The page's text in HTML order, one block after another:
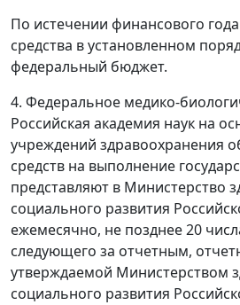
По истечении финансового
средства в установленном
федеральный бюджет.
4. Федеральное медико-
Российская академия наук на
учреждений здравоохранения
средств на выполнение
представляют в Министерство
социального развития
ежемесячно, не позднее 20
следующего за отчетным,
утверждаемой Министерством
социального развития